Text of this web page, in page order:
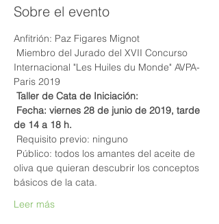
Sobre el evento
Anfitrión: Paz Figares Mignot
Internacional "Les Huiles du Monde" AVPA-
Paris 2019
Taller de Cata de Iniciación:
Fecha: viernes 28 de junio de 2019, tarde
de 14 a 18 h.
Requisito previo: ninguno
oliva que quieran descubrir los conceptos
básicos de la cata.
Leer más